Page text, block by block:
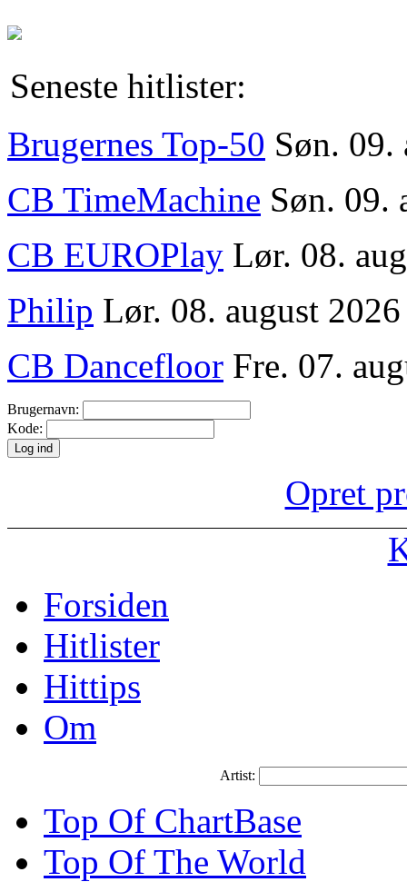
Seneste hitlister:
Brugernes Top-50 Søn. 09.
CB TimeMachine Søn. 09.
CB EUROPlay Lør. 08.
Philip Lør. 08. august
CB Dancefloor Fre. 07.
Brugernavn:
Kode:
Opret
Forsiden
Hitlister
Hittips
Om
Artist:
Top Of ChartBase
Top Of The World